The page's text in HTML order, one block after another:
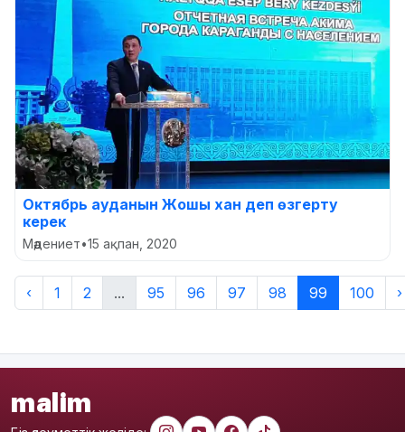
Октябрь ауданын Жошы хан деп өзгерту
керек
Мәдениет•15 ақпан, 2020
‹ 1 2 ... 95 96 97 98 99 100 ›
malim